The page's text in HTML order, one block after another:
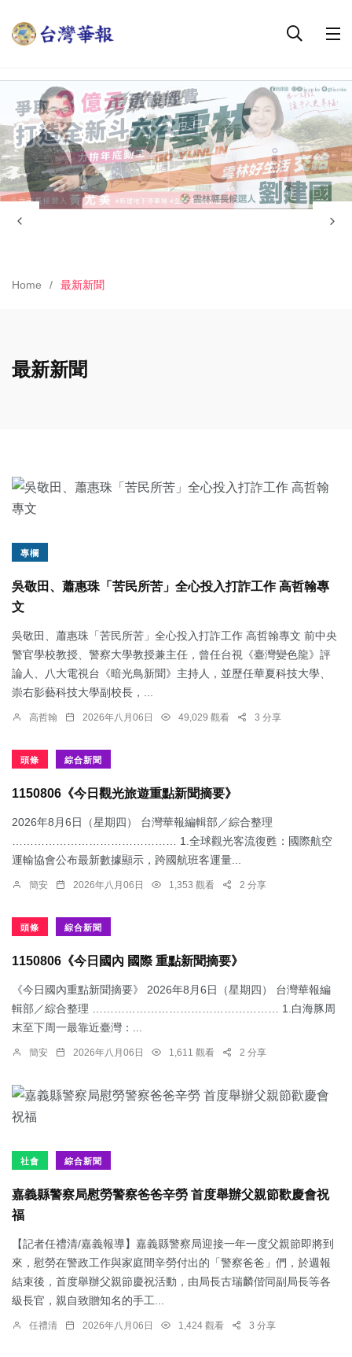
Home 最新新聞
最新新聞
專欄
吳敬田、蕭惠珠「苦民所苦」全心投入打詐工作 高哲翰專
文
吳敬田、蕭惠珠「苦民所苦」全心投入打詐工作 高哲翰專文 前中央
警官學校教授、警察大學教授兼主任，曾任台視《臺灣變色龍》評
論人、八大電視台《暗光鳥新聞》主持人，並歷任華夏科技大學、
崇右影藝科技大學副校長，...
高哲翰 2026年八月06日 49,029 觀看 3 分享
頭條 綜合新聞
1150806《今日觀光旅遊重點新聞摘要》
2026年8月6日（星期四） 台灣華報編輯部／綜合整理
……………………………………… 1.​全球觀光客流復甦：國際航空
運輸協會公布最新數據顯示，跨國航班客運量...
簡安 2026年八月06日 1,353 觀看 2 分享
頭條 綜合新聞
1150806《今日國內 國際 重點新聞摘要》
《今日國內重點新聞摘要》 2026年8月6日（星期四） 台灣華報編
輯部／綜合整理 …………………………………………… 1.​白海豚周
末至下周一最靠近臺灣：...
簡安 2026年八月06日 1,611 觀看 2 分享
社會 綜合新聞
嘉義縣警察局慰勞警察爸爸辛勞 首度舉辦父親節歡慶會祝
福
【記者任禮清/嘉義報導】嘉義縣警察局迎接一年一度父親節即將到
來，慰勞在警政工作與家庭間辛勞付出的「警察爸爸」們，於週報
結束後，首度舉辦父親節慶祝活動，由局長古瑞麟偕同副局長等各
級長官，親自致贈知名的手工...
任禮清 2026年八月06日 1,424 觀看 3 分享